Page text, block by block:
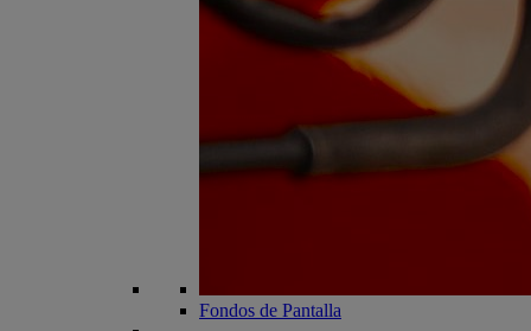
Fondos de Pantalla